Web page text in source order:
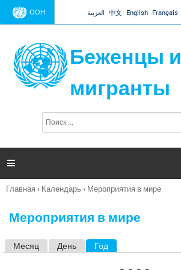
Jump to navigation
ООН العربية 中文 English Français
Беженцы и
мигранты
п
и

Вы
Главная › Календарь › Мероприятия в мире
Мероприятия в мире
Месяц День Год